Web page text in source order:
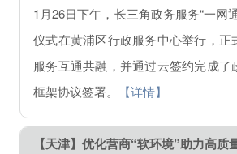
1月26日下午，长三角政务服务“一网
仪式在黄浦区行政服务中心举行，正
服务互通共融，并通过云签约完成了
框架协议签署。
【详情】
【天津】 优化营商“软环境”助力高质